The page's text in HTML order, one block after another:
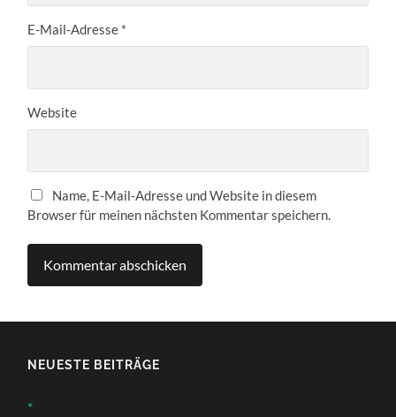
E-Mail-Adresse *
Website
Name, E-Mail-Adresse und Website in diesem
Browser für meinen nächsten Kommentar speichern.
NEUESTE BEITRÄGE
*